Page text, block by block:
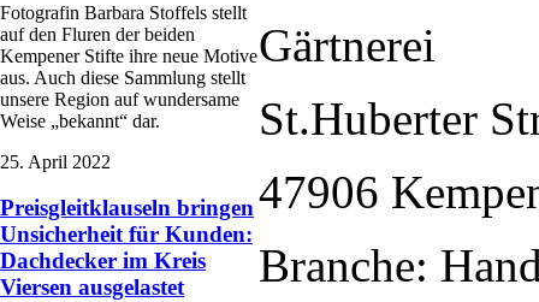
Fotografin Barbara Stoffels stellt
auf den Fluren der beiden
Kempener Stifte ihre neue Motive
aus. Auch diese Sammlung stellt
unsere Region auf wundersame
Weise „bekannt“ dar.
25. April 2022
Preisgleitklauseln bringen
Unsicherheit für Kunden:
Dachdecker im Kreis
Viersen ausgelastet
Gärtnerei
St.Huberter
47906
Branche: